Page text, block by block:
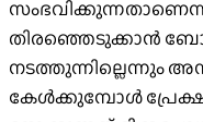
തിരഞ്ഞെടുക്കാന്‍
നടത്തുന്നില്ലെന്നും
കേള്‍ക്കുമ്പോള്‍